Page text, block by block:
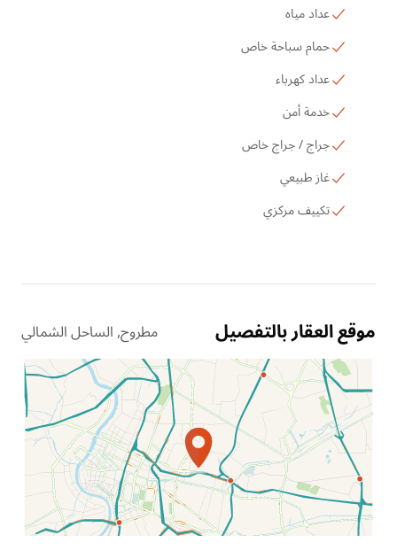
عداد مياه
حمام سباحة خاص
عداد كهرباء
خدمة أمن
جراج / جراج خاص
غاز طبيعي
تكييف مركزي
موقع العقار بالتفصيل مطروح, الساحل الشمالي
الموقع عل الخريطة